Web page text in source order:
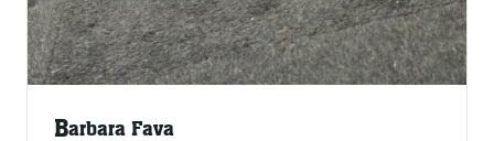
Barbara Fava